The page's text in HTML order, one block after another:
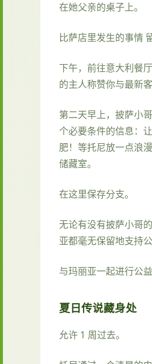
在她父亲的桌子上。
比萨店里发生的事情
下午，前往意大利餐
的主人称赞你与最新客
第二天早上，披萨小
个必要条件的信息：
肥！等托尼放一点浪
储藏室。
在这里保存分支。
无论有没有披萨小哥
亚都毫无保留地支持公
与玛丽亚一起进行公益
夏日传说藏身处
允许 1 周过去。